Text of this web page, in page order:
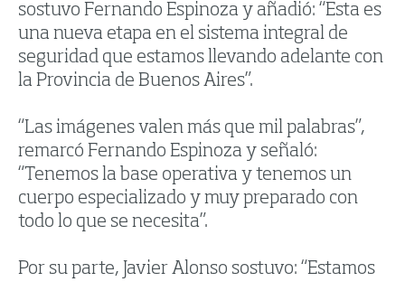
sostuvo Fernando Espinoza y añadió: “Esta es
una nueva etapa en el sistema integral de
seguridad que estamos llevando adelante con
la Provincia de Buenos Aires”.
“Las imágenes valen más que mil palabras”,
remarcó Fernando Espinoza y señaló:
“Tenemos la base operativa y tenemos un
cuerpo especializado y muy preparado con
todo lo que se necesita”.
Por su parte, Javier Alonso sostuvo: “Estamos